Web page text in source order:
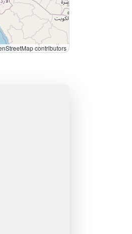
contributors